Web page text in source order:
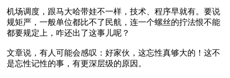
机场调度，跟马大哈带娃不一样，技术、程序早就有。要说
规矩严，一般单位都比不了民航，连一个螺丝的拧法恨不能
都要规定上，咋还出了这事儿呢？
文章说，有人可能会感叹：好家伙，这忘性真够大的！这不
是忘性记性的事，有更深层级的原因。